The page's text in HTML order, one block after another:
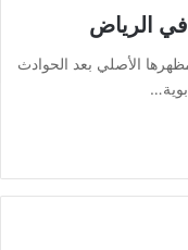
الرياض
الأصلي بعد الحوادث